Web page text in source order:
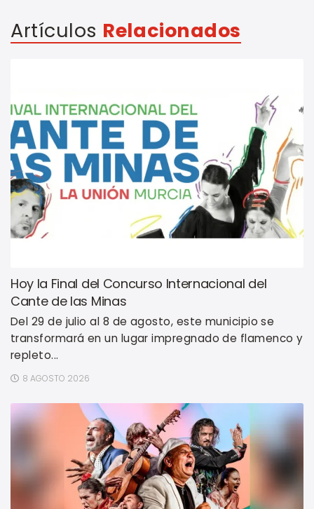
Artículos Relacionados
Hoy la Final del Concurso Internacional del
Cante de las Minas
Del 29 de julio al 8 de agosto, este municipio se
transformará en un lugar impregnado de flamenco y
repleto...
8 AGOSTO 2026